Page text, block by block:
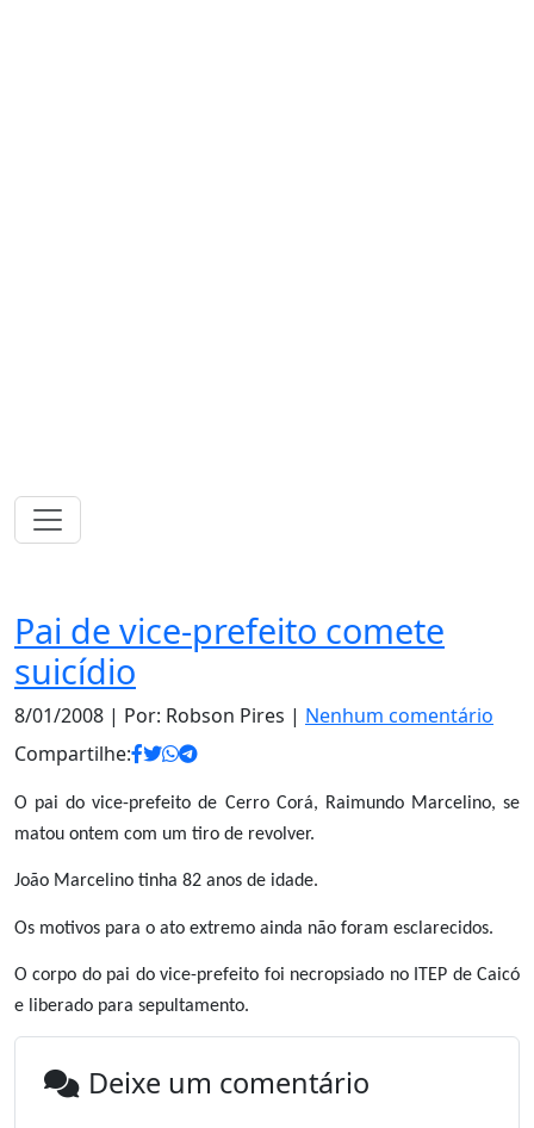
Pai de vice-prefeito comete
suicídio
8/01/2008 | Por: Robson Pires | Nenhum comentário
Compartilhe:
O pai do vice-prefeito de Cerro Corá, Raimundo Marcelino, se
matou ontem com um tiro de revolver.
João Marcelino tinha 82 anos de idade.
Os motivos para o ato extremo ainda não foram esclarecidos.
O corpo do pai do vice-prefeito foi necropsiado no ITEP de Caicó
e liberado para sepultamento.
Deixe um comentário